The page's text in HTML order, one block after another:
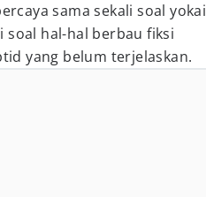
sama sekali soal yokai
hal-hal berbau fiksi
yang belum terjelaskan.